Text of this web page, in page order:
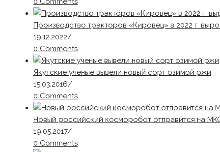
Производство тракторов «Кировец» в 2022 г.
19.12.2022/
0 Comments
Якутские ученые вывели новый сорт озимой ржи
15.03.2016/
0 Comments
Новый российский косморобот отправится на
19.05.2017/
0 Comments